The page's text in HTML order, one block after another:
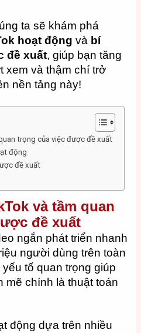
ta sẽ khám phá
hoạt động và bí
đề xuất, giúp bạn tăng
xem và thậm chí trở
nền tảng này!
trọng của việc được đề xuất
động
đề xuất
và tầm quan
đề xuất
ngắn phát triển nhanh
người dùng trên toàn
tố quan trọng giúp
mẽ chính là thuật toán
động dựa trên nhiều